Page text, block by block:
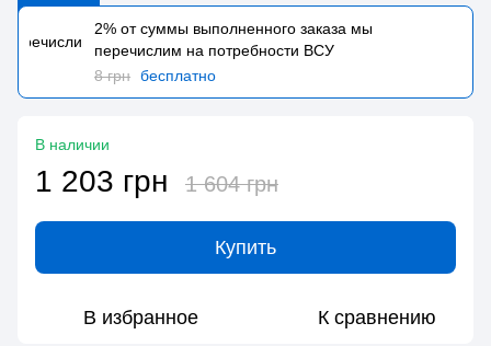
2% от суммы выполненного заказа мы
перечислим на потребности BCУ
8 грн бесплатно
В наличии
1 203 грн 1 604 грн
Купить
В избранное К сравнению